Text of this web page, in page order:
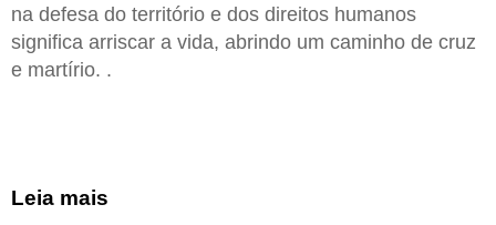
na defesa do território e dos direitos humanos
significa arriscar a vida, abrindo um caminho de cruz
e martírio. .
Leia mais